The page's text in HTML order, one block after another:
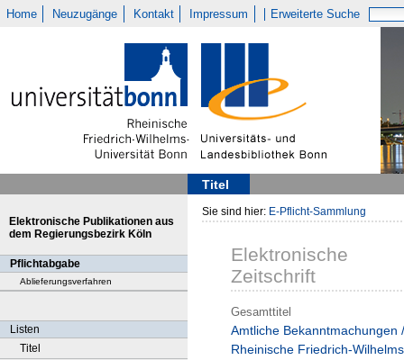
Home Neuzugänge Kontakt Impressum Erweiterte Suche
Titel
Elektronische Publikationen aus
dem Regierungsbezirk Köln
Pflichtabgabe
Ablieferungsverfahren
Listen
Titel
Sie sind hier: E-Pflicht-Sammlung
Elektronische
Zeitschrift
Gesamttitel
Amtliche Bekanntmachungen /
Rheinische Friedrich-